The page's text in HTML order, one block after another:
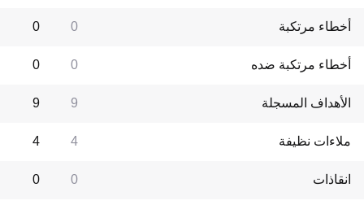
أخطاء مرتكبة 0
0
أخطاء مرتكبة ضده 0
0
الأهداف المسجلة 9
9
ملاءات نظيفة 4
4
انقاذات 0
0